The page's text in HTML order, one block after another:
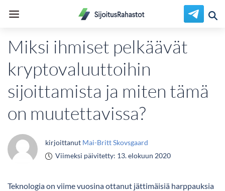
Miksi ihmiset pelkäävät
kryptovaluuttoihin
sijoittamista ja miten tämä
on muutettavissa?
kirjoittanut Mai-Britt Skovsgaard
Viimeksi päivitetty: 13. elokuun 2020
Teknologia on viime vuosina ottanut jättimäisiä harppauksia